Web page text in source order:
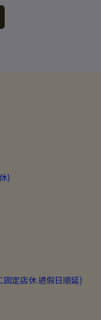
)
定店休.遇假日順延)